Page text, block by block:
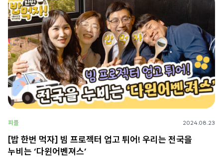
피플 2024.08.23
[밥 한번 먹자] 빔 프로젝터 업고 튀어! 우리는 전국을
누비는 ‘다윈어벤져스’